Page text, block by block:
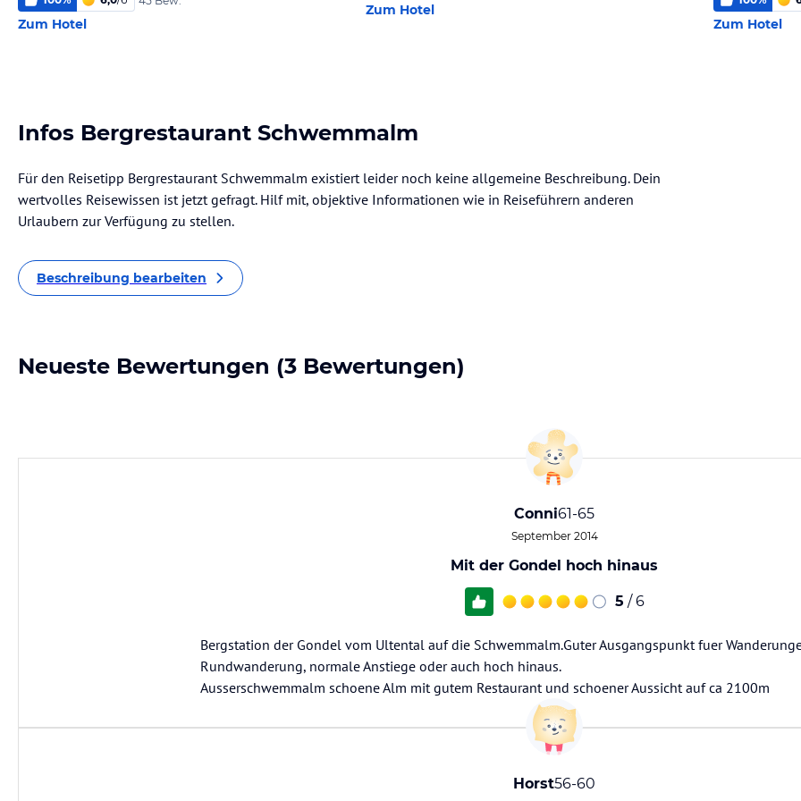
Zum Hotel
Zum Hotel
Zum Hotel
Infos Bergrestaurant Schwemmalm
Für den Reisetipp Bergrestaurant Schwemmalm existiert leider noch keine allgemeine Beschreibung. Dein
wertvolles Reisewissen ist jetzt gefragt. Hilf mit, objektive Informationen wie in Reiseführern anderen
Urlaubern zur Verfügung zu stellen.
Beschreibung bearbeiten
Neueste Bewertungen (3 Bewertungen)
Conni61-65
September 2014
Mit der Gondel hoch hinaus
5 / 6
Bergstation der Gondel vom Ultental auf die Schwemmalm.Guter Ausgangspunkt fuer
Rundwanderung, normale Anstiege oder auch hoch hinaus.
Ausserschwemmalm schoene Alm mit gutem Restaurant und schoener Aussicht auf ca 2100m
Horst56-60